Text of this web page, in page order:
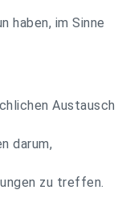
haben, im Sinne
Austausch
darum,
zu treffen.